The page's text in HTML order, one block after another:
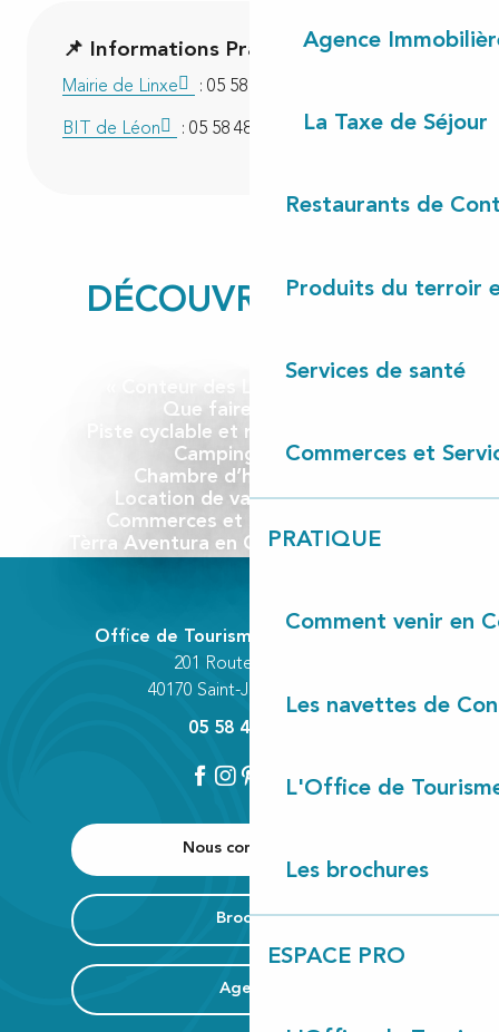
Agence
La Taxe de Séjour
Restaurants de
Produits du terroir
Services de santé
Commerces et
PRATIQUE
Comment venir en
Les navettes de
L'Office de
Les brochures
ESPACE PRO
📌 Informations Pratiques
Mairie de Linxe : 05 58 42 92 27
BIT de Léon : 05 58 48 63 36
DÉCOUVREZ LINXE
Que faire à Linxe ?
Piste cyclable et randonnée à Linxe
Camping à Linxe
Chambre d’hôtes à Linxe
Location de vacances à Linxe
Commerces et services à Linxe
Tèrra Aventura en Côte Landes Nature
Nous contacter
Brochure
Agenda
Office de Tourisme Communautaire
201 Route des Lacs
40170 Saint-Julien-en-Born
05 58 42 89 80